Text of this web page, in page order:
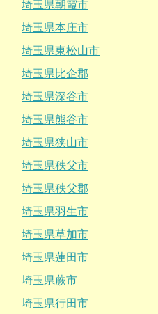
埼玉県朝霞市
埼玉県本庄市
埼玉県東松山市
埼玉県比企郡
埼玉県深谷市
埼玉県熊谷市
埼玉県狭山市
埼玉県秩父市
埼玉県秩父郡
埼玉県羽生市
埼玉県草加市
埼玉県蓮田市
埼玉県蕨市
埼玉県行田市